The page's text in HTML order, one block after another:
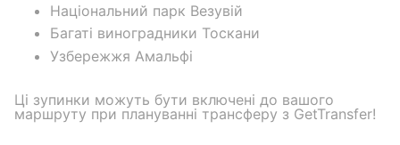
Національний парк Везувій
Багаті виноградники Тоскани
Узбережжя Амальфі
Ці зупинки можуть бути включені до вашого
маршруту при плануванні трансферу з GetTransfer!